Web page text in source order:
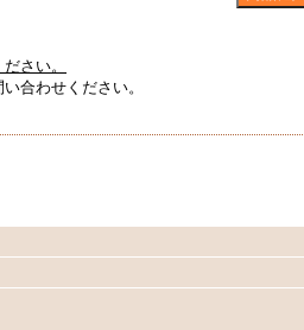
さい。
合わせください。